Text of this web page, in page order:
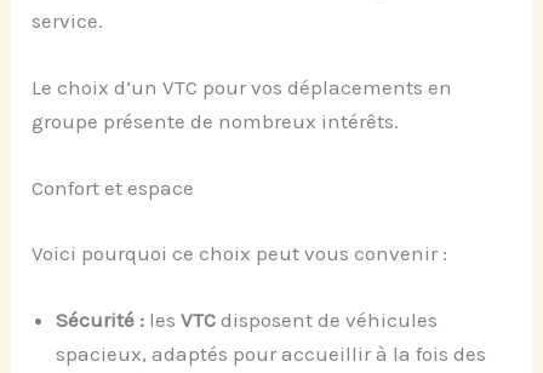
service.
Le choix d’un VTC pour vos déplacements en
groupe présente de nombreux intérêts.
Confort et espace
Voici pourquoi ce choix peut vous convenir :
Sécurité : lesVTC disposent de véhicules
spacieux, adaptés pour accueillir à la fois des